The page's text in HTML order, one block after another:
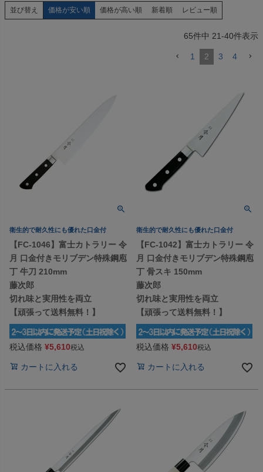
並び替え 価格が安い順 価格が高い順 新着順 レビュー順
65件中 21-40件表示
1 2 3 4
衛生的で耐久性にも優れた口金付
【FC-1046】富士カトラリー 令
月 口金付きモリブデン特殊鋼庖
丁 牛刀 210mm
藤次郎
切れ味と実用性を両立
【頑張って送料無料！】
税込価格 ¥5,610税込
カートに入れる
衛生的で耐久性にも優れた口金付
【FC-1042】富士カトラリー 令
月 口金付きモリブデン特殊鋼庖
丁 骨スキ 150mm
藤次郎
切れ味と実用性を両立
【頑張って送料無料！】
税込価格 ¥5,610税込
カートに入れる